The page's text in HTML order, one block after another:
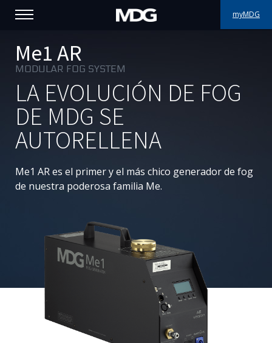
myMDG
PRODUCTOS
ASISTENCIA
PORFOLIO
ACERCA DE MDG
DÓNDE COMPRAR
Contáctenos
Español
Me1 AR
MODULAR FOG SYSTEM
LA EVOLUCIÓN DE FOG
DE MDG SE
AUTORELLENA
Me1 AR es el primer y el más chico generador de fog
de nuestra poderosa familia Me.